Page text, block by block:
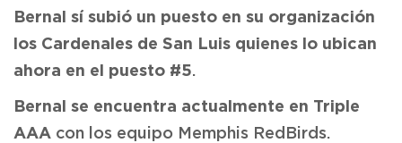
Bernal sí subió un puesto en su organización
los Cardenales de San Luis quienes lo ubican
ahora en el puesto #5.
Bernal se encuentra actualmente en Triple
AAA con los equipo Memphis RedBirds.